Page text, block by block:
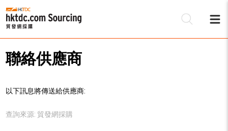
聯絡供應商
以下訊息將傳送給供應商:
查詢來源: 貿發網採購